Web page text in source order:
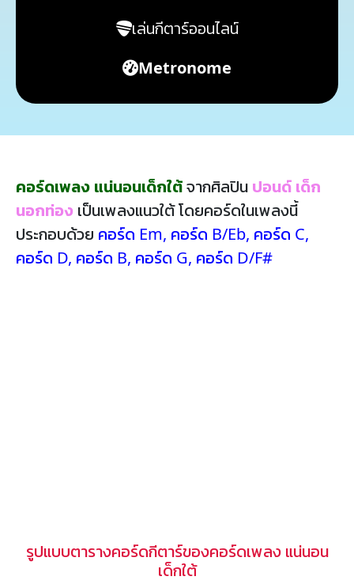
เล่นกีตาร์ออนไลน์
Metronome
คอร์ดเพลง แน่นอนเด็กใต้จากศิลปิน ปอนด์ เด็ก
นอกท่อง เป็นเพลงแนวใต้ โดยคอร์ดในเพลงนี้
ประกอบด้วย คอร์ด Em, คอร์ด B/Eb, คอร์ด C,
คอร์ด D, คอร์ด B, คอร์ด G, คอร์ด D/F#
รูปแบบตารางคอร์ดกีตาร์ของคอร์ดเพลง แน่นอน
เด็กใต้